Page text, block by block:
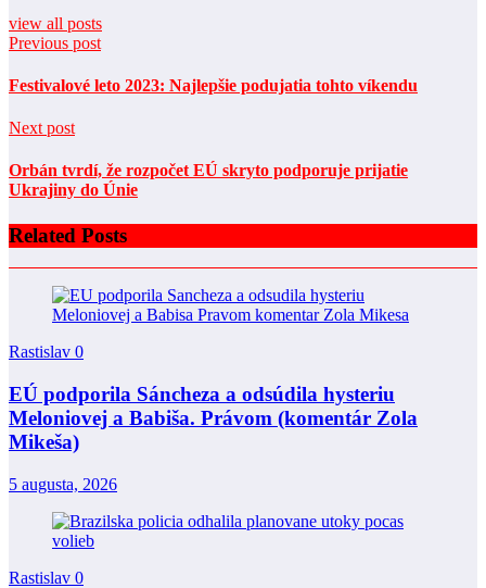
view all posts
Previous post
Festivalové leto 2023: Najlepšie podujatia tohto víkendu
Next post
Orbán tvrdí, že rozpočet EÚ skryto podporuje prijatie
Ukrajiny do Únie
Related Posts
Rastislav 0
EÚ podporila Sáncheza a odsúdila hysteriu
Meloniovej a Babiša. Právom (komentár Zola
Mikeša)
5 augusta, 2026
Rastislav 0